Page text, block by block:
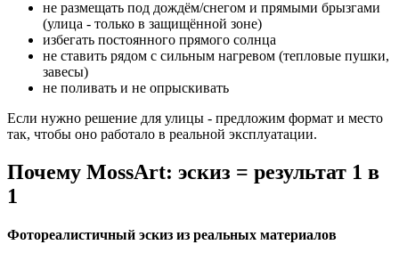
не размещать под дождём/снегом и прямыми брызгами
(улица - только в защищённой зоне)
избегать постоянного прямого солнца
не ставить рядом с сильным нагревом (тепловые пушки,
завесы)
не поливать и не опрыскивать
Если нужно решение для улицы - предложим формат и место
так, чтобы оно работало в реальной эксплуатации.
Почему MossArt: эскиз = результат 1 в
1
Фотореалистичный эскиз из реальных материалов